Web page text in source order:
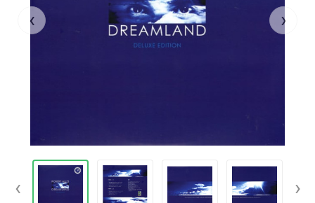
‹ ›
‹ ›